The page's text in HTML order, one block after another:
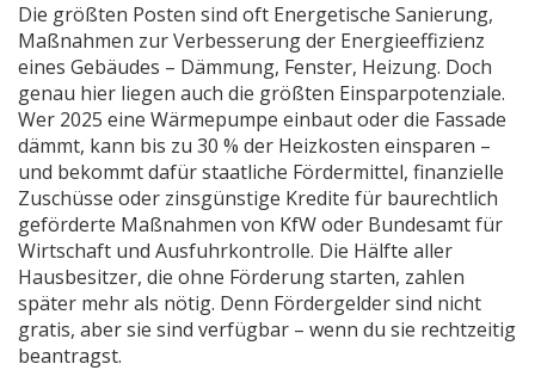
Die größten Posten sind oft Energetische Sanierung,
Maßnahmen zur Verbesserung der Energieeffizienz
eines Gebäudes – Dämmung, Fenster, Heizung. Doch
genau hier liegen auch die größten Einsparpotenziale.
Wer 2025 eine Wärmepumpe einbaut oder die Fassade
dämmt, kann bis zu 30 % der Heizkosten einsparen –
und bekommt dafür staatliche Fördermittel, finanzielle
Zuschüsse oder zinsgünstige Kredite für baurechtlich
geförderte Maßnahmen von KfW oder Bundesamt für
Wirtschaft und Ausfuhrkontrolle. Die Hälfte aller
Hausbesitzer, die ohne Förderung starten, zahlen
später mehr als nötig. Denn Fördergelder sind nicht
gratis, aber sie sind verfügbar – wenn du sie rechtzeitig
beantragst.